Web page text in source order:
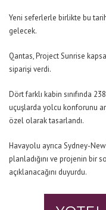
Yeni seferlerle birlikte bu
gelecek.
Qantas, Project Sunrise
siparişi verdi.
Dört farklı kabin sınıfında
uçuşlarda yolcu konforunu
özel olarak tasarlandı.
Havayolu ayrıca Sydney-
planladığını ve projenin bir
açıklanacağını duyurdu.